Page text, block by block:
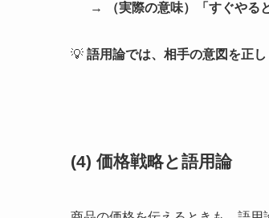
→
（実際の意味）「すぐやる
💡 語用論では、相手の意図を正
(4) 価格戦略と語用論